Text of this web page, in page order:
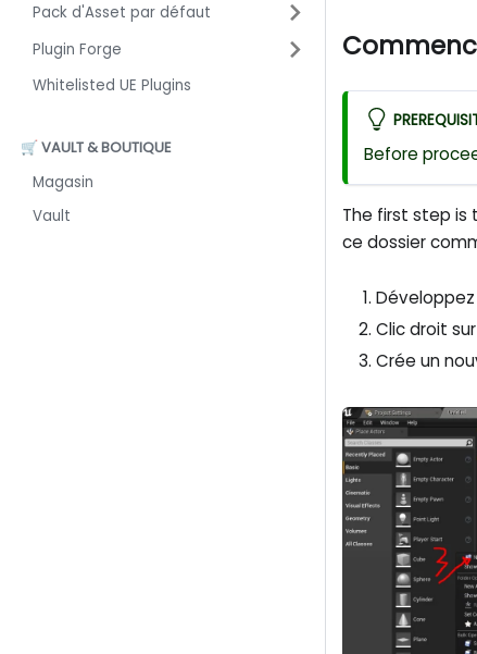
Pack d'Asset par défaut
Plugin Forge
Whitelisted UE Plugins
🛒 VAULT & BOUTIQUE
Magasin
Vault
Before
The first step is
ce dossier
Clic droit
Crée un